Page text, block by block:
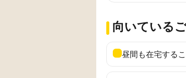
向いている
昼間も在宅する